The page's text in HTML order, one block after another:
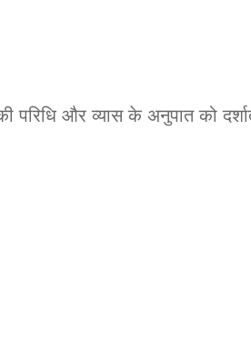
परिधि और व्यास के अनुपात को